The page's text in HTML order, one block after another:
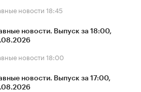
новости18:45
новости. Выпуск за 18:00,
новости18:00
новости. Выпуск за 17:00,